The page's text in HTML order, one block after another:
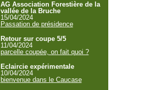
AG Association Forestière de la
vallée de la Bruche
15/04/2024
Passation de présidence
Retour sur coupe 5/5
11/04/2024
parcelle coupée, on fait quoi ?
Eclaircie expérimentale
10/04/2024
bienvenue dans le Caucase